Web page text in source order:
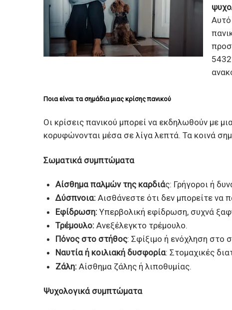
Αυτό
Ποια είναι τα σημάδια μιας κρίσης πανικού
Οι κρίσεις πανικού μπορεί να εκδηλωθούν με
κορυφώνονται μέσα σε λίγα λεπτά. Τα κοινά
Σωματικά συμπτώματα
Αίσθημα παλμών της καρδιάς: Γρήγοροι ή
Δύσπνοια: Αισθάνεστε ότι δεν μπορείτε να
Εφίδρωση: Υπερβολική εφίδρωση, συχνά
Τρέμουλο: Ανεξέλεγκτο τρέμουλο.
Πόνος στο στήθος: Σφίξιμο ή ενόχληση στο
Ναυτία ή κοιλιακή δυσφορία: Στομαχικές
Ζάλη: Αίσθημα ζάλης ή λιποθυμίας.
Ψυχολογικά συμπτώματα